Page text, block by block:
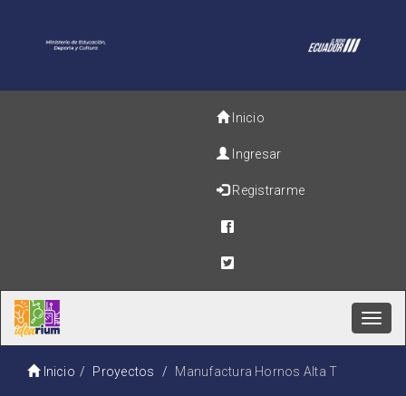
Inicio
Ingresar
Registrarme
Inicio Proyectos Manufactura Hornos Alta T